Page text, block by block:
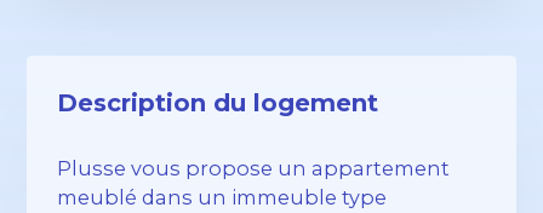
Description du logement
Plusse vous propose un appartement
meublé dans un immeuble type